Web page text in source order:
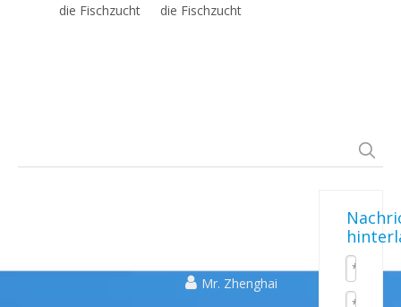
die Fischzucht
die Fischzucht
 Mr. Zhenghai